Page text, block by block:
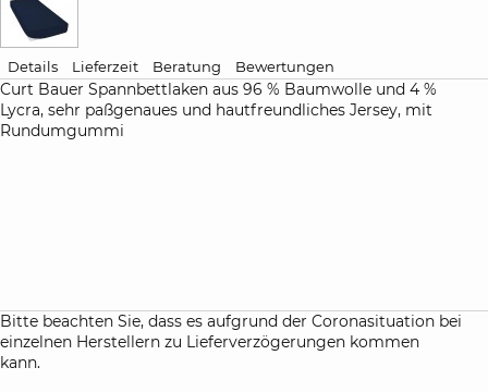
Details Lieferzeit Beratung Bewertungen
Curt Bauer Spannbettlaken aus 96 % Baumwolle und 4 %
Lycra, sehr paßgenaues und hautfreundliches Jersey, mit
Rundumgummi
Bitte beachten Sie, dass es aufgrund der Coronasituation bei
einzelnen Herstellern zu Lieferverzögerungen kommen
kann.